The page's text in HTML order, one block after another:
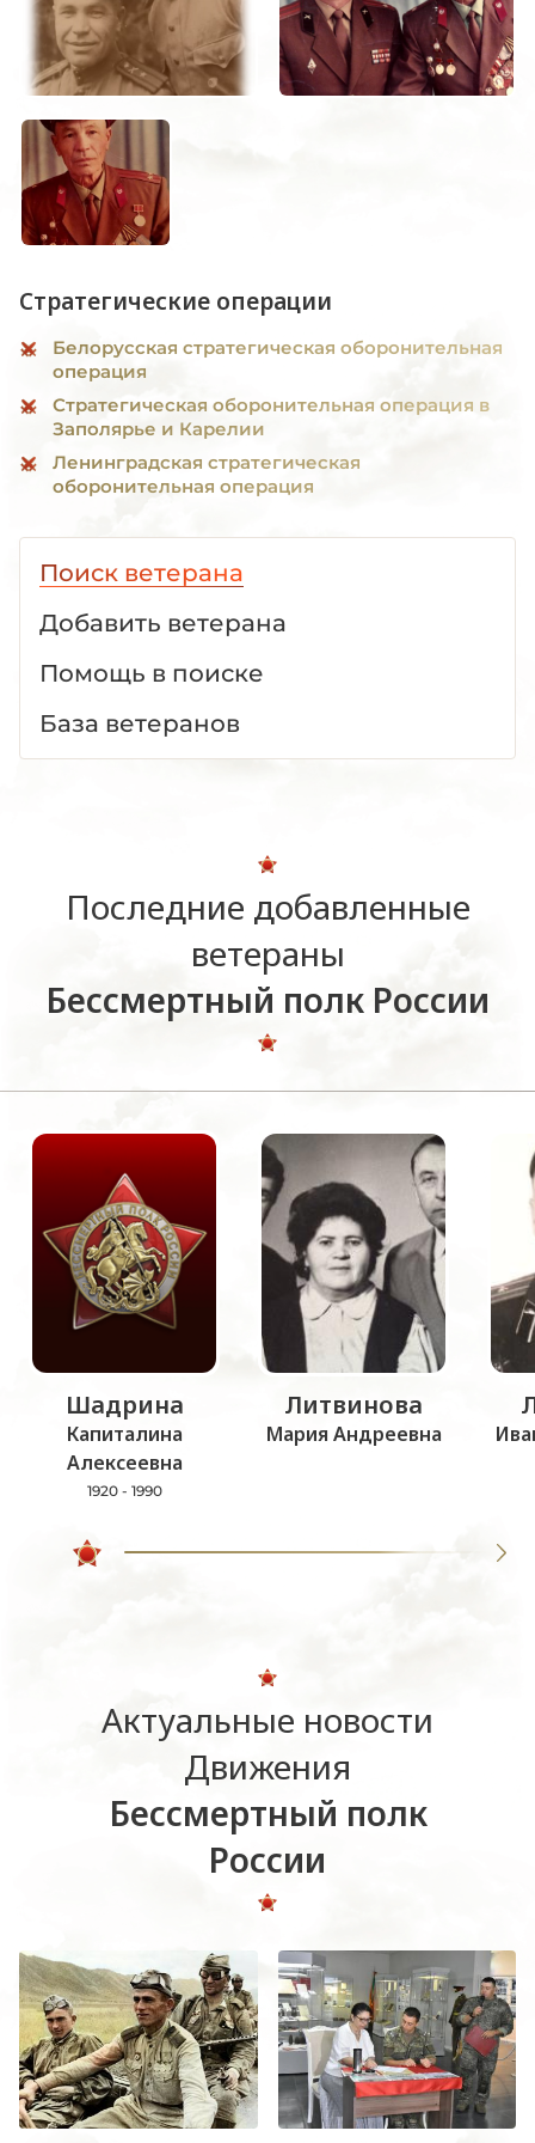
Стратегические операции
Белорусская стратегическая оборонительная
операция
Стратегическая оборонительная операция в
Заполярье и Карелии
Ленинградская стратегическая
оборонительная операция
Поиск ветерана
Добавить ветерана
Помощь в поиске
База ветеранов
Последние добавленные
ветераны
Бессмертный полк России
Шадрина
Капиталина
Алексеевна
1920 - 1990
Литвинова
Мария Андреевна
Актуальные новости
Движения
Бессмертный полк
России